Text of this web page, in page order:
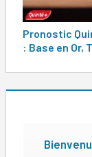
Pronostic
: Base en Or,